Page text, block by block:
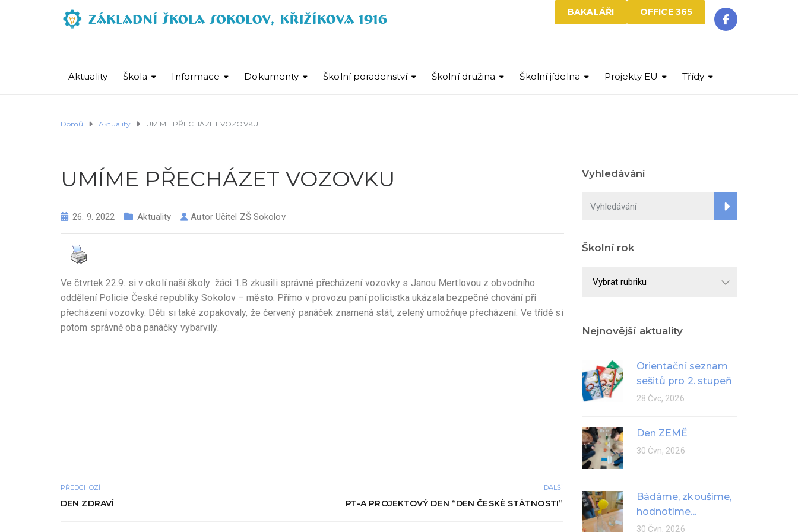
OFFICE 365
BAKALÁŘI
Aktuality Škola Informace Dokumenty Školní poradenství Školní družina Školní jídelna Projekty EU Třídy
Domů Aktuality UMÍME PŘECHÁZET VOZOVKU
UMÍME PŘECHÁZET VOZOVKU
26. 9. 2022 Aktuality Autor Učitel ZŠ Sokolov
Ve čtvrtek 22.9. si v okolí naší školy žáci 1.B zkusili správné přecházení vozovky s Janou Mertlovou z obvodního
oddělení Policie České republiky Sokolov – město. Přímo v provozu paní policistka ukázala bezpečné chování při
přecházení vozovky. Děti si také zopakovaly, že červený panáček znamená stát, zelený umožňuje přecházení. Ve třídě si
potom správně oba panáčky vybarvily.
PŘEDCHOZÍ
DEN ZDRAVÍ
DALŠÍ
PT-A PROJEKTOVÝ DEN “DEN ČESKÉ STÁTNOSTI”
Vyhledávání
Školní rok
Nejnovější aktuality
Orientační seznam
sešitů pro 2. stupeň
28 Čvc, 2026
Den ZEMĚ
30 Čvn, 2026
Bádáme, zkoušíme,
hodnotíme...
30 Čvn, 2026